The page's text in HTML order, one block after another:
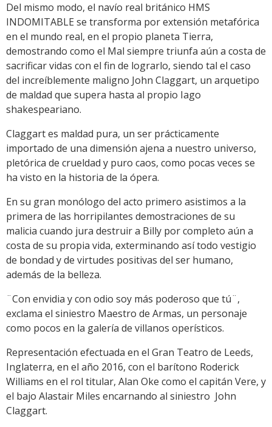
Del mismo modo, el navío real británico HMS
INDOMITABLE se transforma por extensión metafórica
en el mundo real, en el propio planeta Tierra,
demostrando como el Mal siempre triunfa aún a costa de
sacrificar vidas con el fin de lograrlo, siendo tal el caso
del increíblemente maligno John Claggart, un arquetipo
de maldad que supera hasta al propio Iago
shakespeariano.
Claggart es maldad pura, un ser prácticamente
importado de una dimensión ajena a nuestro universo,
pletórica de crueldad y puro caos, como pocas veces se
ha visto en la historia de la ópera.
En su gran monólogo del acto primero asistimos a la
primera de las horripilantes demostraciones de su
malicia cuando jura destruir a Billy por completo aún a
costa de su propia vida, exterminando así todo vestigio
de bondad y de virtudes positivas del ser humano,
además de la belleza.
¨Con envidia y con odio soy más poderoso que tú¨,
exclama el siniestro Maestro de Armas, un personaje
como pocos en la galería de villanos operísticos.
Representación efectuada en el Gran Teatro de Leeds,
Inglaterra, en el año 2016, con el barítono Roderick
Williams en el rol titular, Alan Oke como el capitán Vere, y
el bajo Alastair Miles encarnando al siniestro John
Claggart.